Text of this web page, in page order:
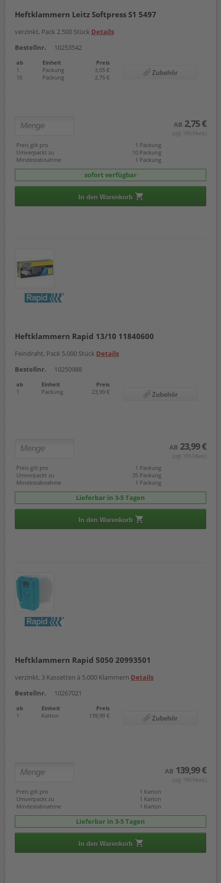
Heftklammern Leitz Softpress S1 5497
verzinkt, Pack 2.500 Stück Details
Bestellnr.
10253542
ab Einheit
Preis
1
Packung
3,05 €
10
Packung 2,75 €
Zubehör
AB 2,75 €
(zzgl. 19% Mwst.)
Preis gilt pro
1 Packung
Umverpackt zu
10 Packung
Mindestabnahme
1 Packung
sofort verfügbar
In den Warenkorb
Heftklammern Rapid 13/10 11840600
Feindraht, Pack 5.000 Stück Details
Bestellnr.
10250988
ab Einheit
Preis
1
Packung 23,99 € Zubehör
AB 23,99 €
(zzgl. 19% Mwst.)
Preis gilt pro
1 Packung
Umverpackt zu
35 Packung
Mindestabnahme
1 Packung
Lieferbar in 3-5 Tagen
In den Warenkorb
Heftklammern Rapid 5050 20993501
verzinkt, 3 Kassetten à 5.000 Klammern Details
Bestellnr.
10267021
ab Einheit
Preis
1
Karton 139,99 € Zubehör
AB 139,99 €
(zzgl. 19% Mwst.)
Preis gilt pro
1 Karton
Umverpackt zu
1 Karton
Mindestabnahme
1 Karton
Lieferbar in 3-5 Tagen
In den Warenkorb